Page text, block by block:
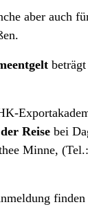
aber auch
Reise bei
Minne,
finden